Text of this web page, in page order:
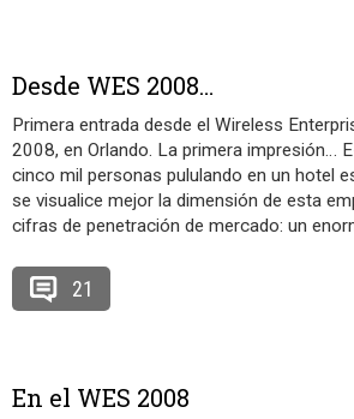
Desde WES 2008…
Primera entrada desde el Wireless
2008, en Orlando. La primera impresión…
cinco mil personas pululando en un hotel
se visualice mejor la dimensión de esta
cifras de penetración de mercado: un
21
En el WES 2008